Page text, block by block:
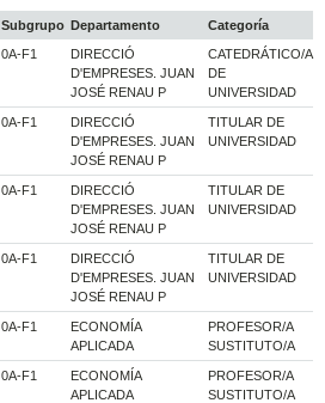
Subgrupo Departamento
Categoría
0A-F1
DIRECCIÓ
D'EMPRESES. JUAN
JOSÉ RENAU P
CATEDRÁTICO/A
DE
UNIVERSIDAD
0A-F1
DIRECCIÓ
D'EMPRESES. JUAN
JOSÉ RENAU P
TITULAR DE
UNIVERSIDAD
0A-F1
DIRECCIÓ
D'EMPRESES. JUAN
JOSÉ RENAU P
TITULAR DE
UNIVERSIDAD
0A-F1
DIRECCIÓ
D'EMPRESES. JUAN
JOSÉ RENAU P
TITULAR DE
UNIVERSIDAD
0A-F1
ECONOMÍA
APLICADA
PROFESOR/A
SUSTITUTO/A
0A-F1
ECONOMÍA
APLICADA
PROFESOR/A
SUSTITUTO/A